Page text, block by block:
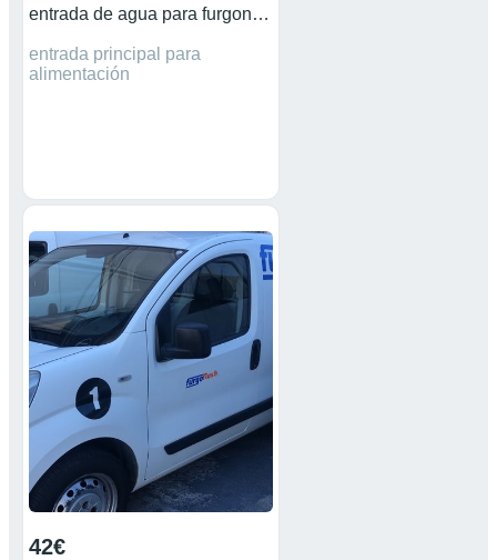
entrada de agua para furgoneta
entrada principal para
alimentación
42€